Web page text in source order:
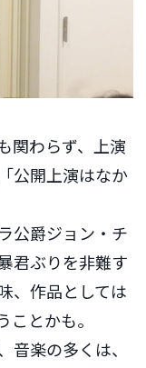
関わらず、上演
公開上演はなか
公爵ジョン・チ
君ぶりを非難す
、作品としては
とかも。
楽の多くは、